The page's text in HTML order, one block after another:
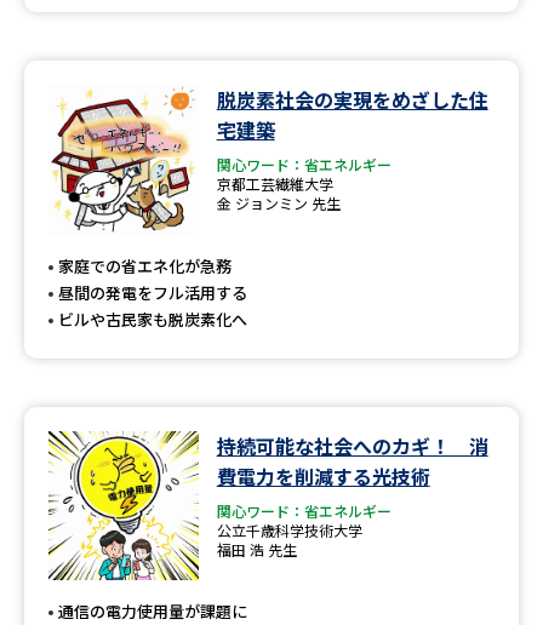
脱炭素社会の実現をめざした住
宅建築
関心ワード：省エネルギー
京都工芸繊維大学
金 ジョンミン 先生
家庭での省エネ化が急務
昼間の発電をフル活用する
ビルや古民家も脱炭素化へ
持続可能な社会へのカギ！ 消
費電力を削減する光技術
関心ワード：省エネルギー
公立千歳科学技術大学
福田 浩 先生
通信の電力使用量が課題に